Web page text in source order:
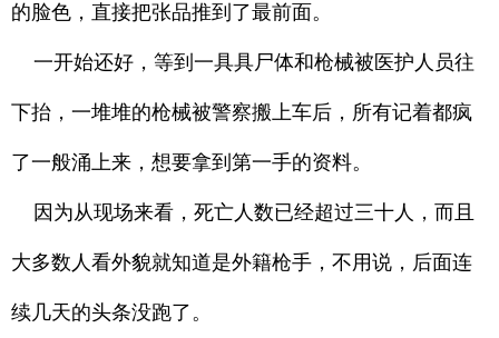
的脸色，直接把张品推到了最前面。
一开始还好，等到一具具尸体和枪械被医护人员往
下抬，一堆堆的枪械被警察搬上车后，所有记着都疯
了一般涌上来，想要拿到第一手的资料。
因为从现场来看，死亡人数已经超过三十人，而且
大多数人看外貌就知道是外籍枪手，不用说，后面连
续几天的头条没跑了。